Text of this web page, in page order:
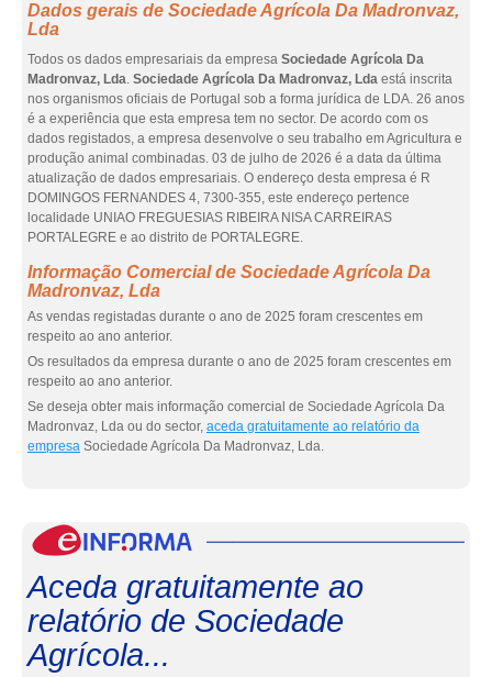
Dados gerais de Sociedade Agrícola Da Madronvaz,
Lda
Todos os dados empresariais da empresa Sociedade Agrícola Da
Madronvaz, Lda. Sociedade Agrícola Da Madronvaz, Lda está inscrita
nos organismos oficiais de Portugal sob a forma jurídica de LDA. 26 anos
é a experiência que esta empresa tem no sector. De acordo com os
dados registados, a empresa desenvolve o seu trabalho em Agricultura e
produção animal combinadas. 03 de julho de 2026 é a data da última
atualização de dados empresariais. O endereço desta empresa é R
DOMINGOS FERNANDES 4, 7300-355, este endereço pertence
localidade UNIAO FREGUESIAS RIBEIRA NISA CARREIRAS
PORTALEGRE e ao distrito de PORTALEGRE.
Informação Comercial de Sociedade Agrícola Da
Madronvaz, Lda
As vendas registadas durante o ano de 2025 foram crescentes em
respeito ao ano anterior.
Os resultados da empresa durante o ano de 2025 foram crescentes em
respeito ao ano anterior.
Se deseja obter mais informação comercial de Sociedade Agrícola Da
Madronvaz, Lda ou do sector, aceda gratuitamente ao relatório da
empresa Sociedade Agrícola Da Madronvaz, Lda.
Aceda gratuitamente ao
relatório de Sociedade
Agrícola...